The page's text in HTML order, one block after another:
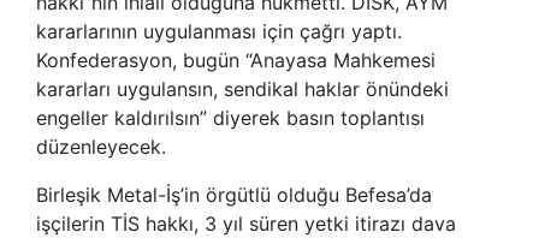
kararlarının uygulanması için çağrı yaptı.
Konfederasyon, bugün “Anayasa Mahkemesi
kararları uygulansın, sendikal haklar önündeki
engeller kaldırılsın” diyerek basın toplantısı
düzenleyecek.
Birleşik Metal-İş’in örgütlü olduğu Befesa’da
işçilerin TİS hakkı, 3 yıl süren yetki itirazı dava